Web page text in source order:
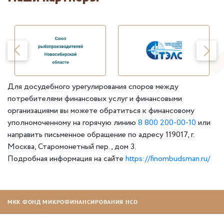
Для досудебного урегулирования споров между
потребителями финансовых услуг и финансовыми
организациями вы можете обратиться к финансовому
уполномоченному на горячую линию 8 800 200-00-10 или
направить письменное обращение по адресу 119017, г.
Москва, Старомонетный пер., дом 3.
Подробная информация на сайте https://finombudsman.ru/
МКК ФОНД МИКРОФИНАНСИРОВАНИЯ НСО